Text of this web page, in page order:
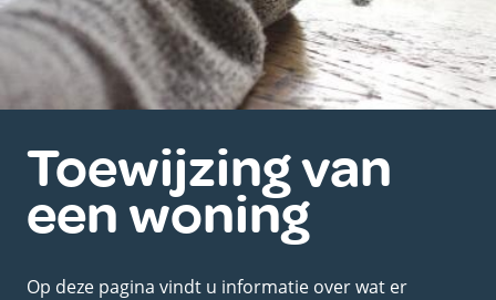
Toewijzing van
een woning
Op deze pagina vindt u informatie over wat er